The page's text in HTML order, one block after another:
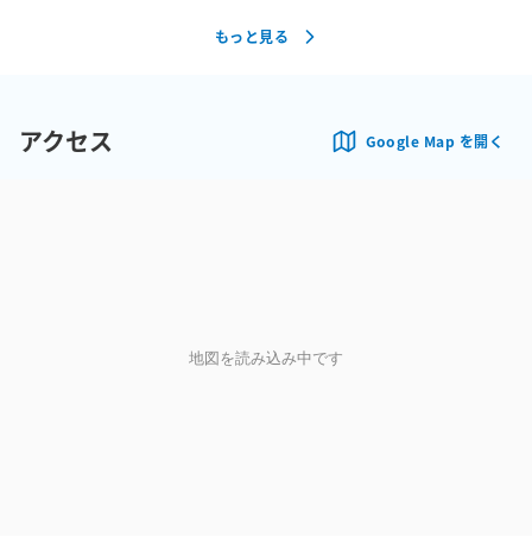
もっと見る
アクセス Google Map を開く
地図を読み込み中です